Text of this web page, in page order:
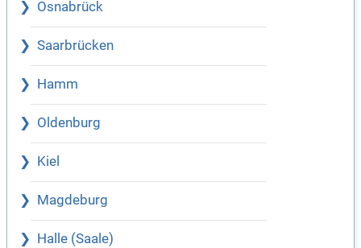
Osnabrück
Saarbrücken
Hamm
Oldenburg
Kiel
Magdeburg
Halle (Saale)